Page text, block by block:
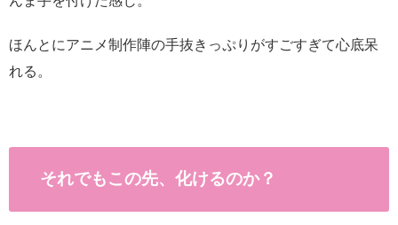
ほんとにアニメ制作陣の手抜きっぷりがすごすぎて心底呆
れる。
それでもこの先、化けるのか？